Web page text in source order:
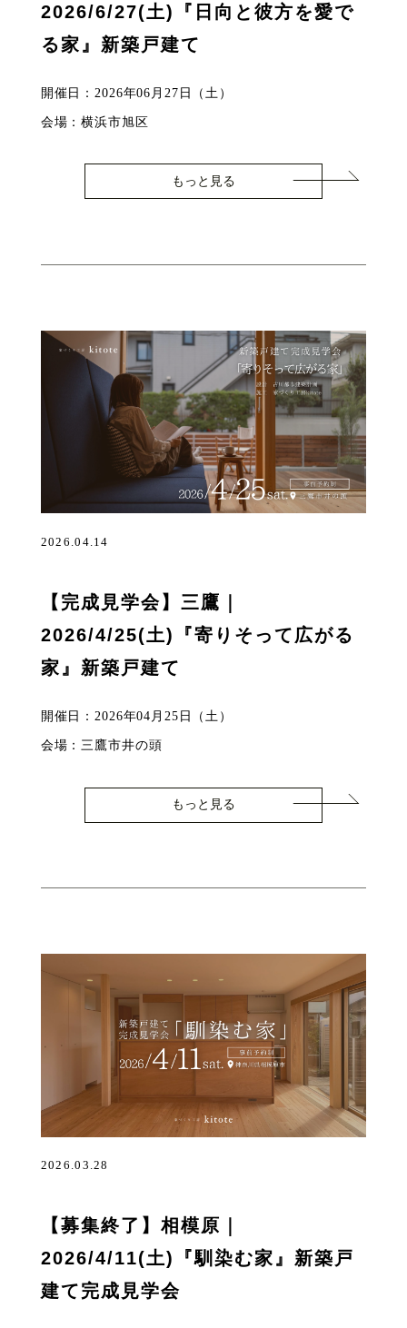
2026/6/27(土)『日向と彼方を愛で
る家』新築戸建て
開催日：2026年06月27日（土）
会場：横浜市旭区
もっと見る
2026.04.14
【完成見学会】三鷹｜
2026/4/25(土)『寄りそって広がる
家』新築戸建て
開催日：2026年04月25日（土）
会場：三鷹市井の頭
もっと見る
2026.03.28
【募集終了】相模原｜
2026/4/11(土)『馴染む家』新築戸
建て完成見学会